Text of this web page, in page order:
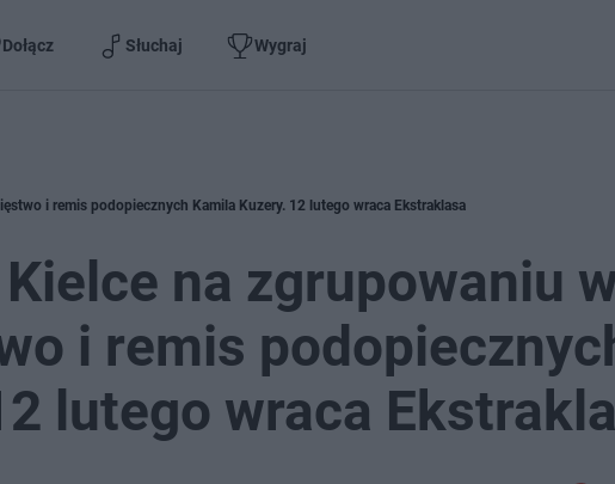
Dołącz Słuchaj Wygraj
i remis podopiecznych Kamila Kuzery. 12 lutego wraca Ekstraklasa
na zgrupowaniu
i remis
lutego wraca